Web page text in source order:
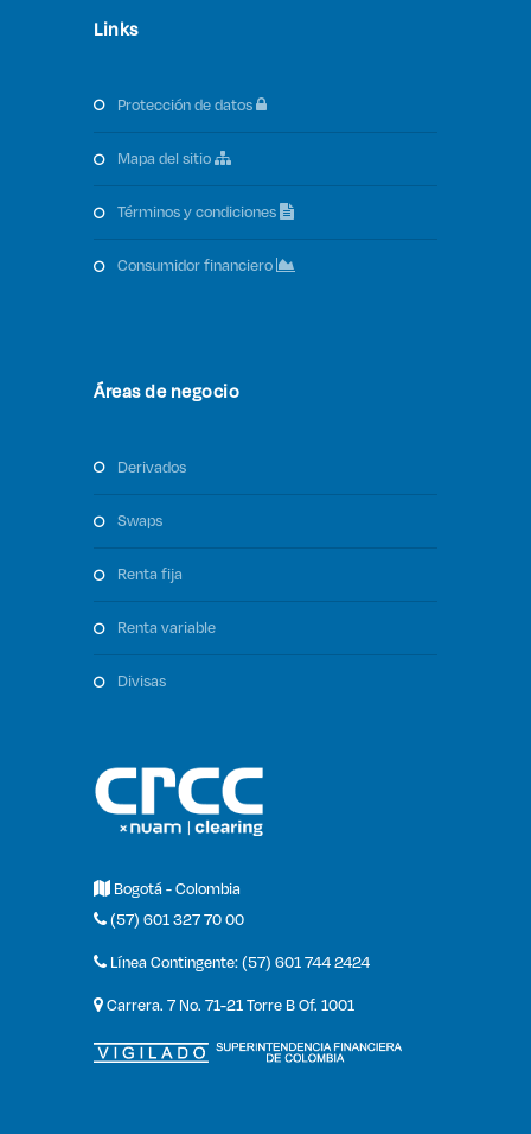
Links
protección de datos
mapa del sitio
términos y condiciones
consumidor financiero
Áreas de negocio
derivados
swaps
renta fija
renta variable
divisas
Bogotá - Colombia
(57) 601 327 70 00
Línea Contingente: (57) 601 744 2424
Carrera. 7 No. 71-21 Torre B Of. 1001